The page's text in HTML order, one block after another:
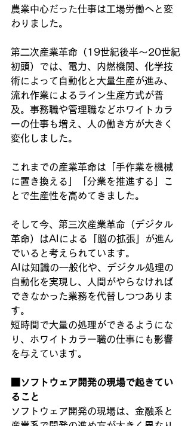
農業中心だった仕事は工場労働へと変
わりました。
第二次産業革命（19世紀後半〜20世紀
初頭）では、電力、内燃機関、化学技
術によって自動化と大量生産が進み、
流れ作業によるライン生産方式が普
及。事務職や管理職などホワイトカラ
ーの仕事も増え、人の働き方が大きく
変化しました。
これまでの産業革命は「手作業を機械
に置き換える」「分業を推進する」こ
とで生産性を高めてきました。
そして今、第三次産業革命（デジタル
革命）はAIによる「脳の拡張」が進ん
でいると考えられています。
AIは知識の一般化や、デジタル処理の
自動化を実現し、人間がやらなければ
できなかった業務を代替しつつありま
す。
短時間で大量の処理ができるようにな
り、ホワイトカラー職の仕事にも影響
を与えています。
■ソフトウェア開発の現場で起きてい
ること
ソフトウェア開発の現場は、金融系と